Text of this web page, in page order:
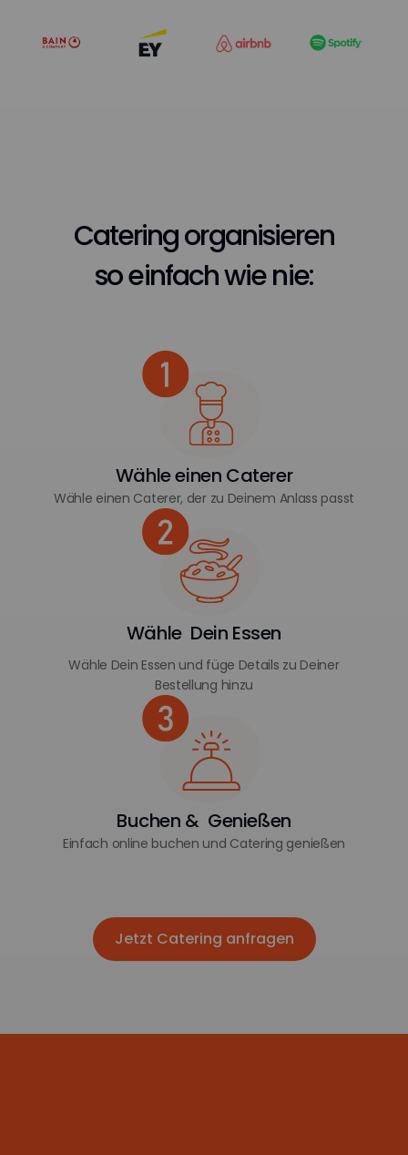
Catering organisieren
so einfach wie nie:
Wähle einen Caterer
Wähle einen Caterer, der zu Deinem Anlass passt
Wähle Dein Essen
Wähle Dein Essen und füge Details zu Deiner
Bestellung hinzu
Buchen & Genießen
Einfach online buchen und Catering genießen
Jetzt Catering anfragen
Jetzt Catering anfragen